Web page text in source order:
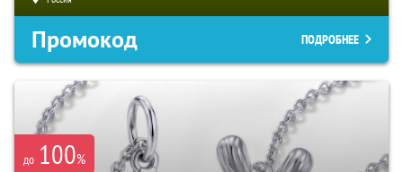
Промокод ПОДРОБНЕЕ
до 100%